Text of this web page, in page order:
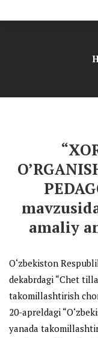
amaliy
O‘zbekiston
dekabrdagi “Chet
takomillashtirish
20-apreldagi
yanada